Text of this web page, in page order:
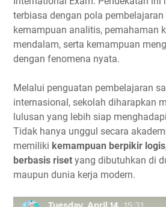
terbiasa dengan pola
kemampuan analitis, pemahaman
mendalam, serta kemampuan
dengan fenomena nyata.
Melalui penguatan pembelajaran
internasional, sekolah diharapkan
lulusan yang lebih siap
Tidak hanya unggul secara
memiliki kemampuan berpikir
berbasis riset yang dibutuhkan di
maupun dunia kerja modern.